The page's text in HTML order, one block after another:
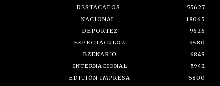
DESTACADOS
55627
NACIONAL
18065
DEPORTEZ
9626
ESPECTÁCULOZ
9580
EZENARIO
6849
INTERNACIONAL
5942
EDICIÓN IMPRESA
5800